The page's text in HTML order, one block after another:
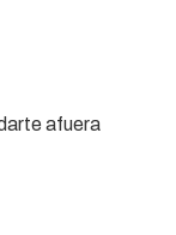
afuera